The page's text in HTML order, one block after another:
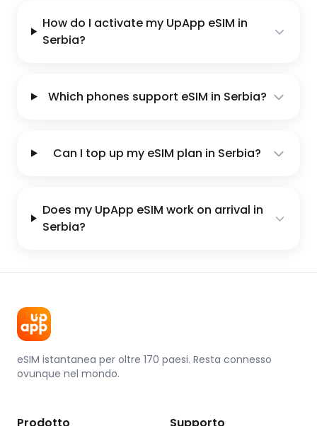
How do I activate my UpApp eSIM in
Serbia?
Which phones support eSIM in Serbia?
Can I top up my eSIM plan in Serbia?
Does my UpApp eSIM work on arrival in
Serbia?
eSIM istantanea per oltre 170 paesi. Resta connesso
ovunque nel mondo.